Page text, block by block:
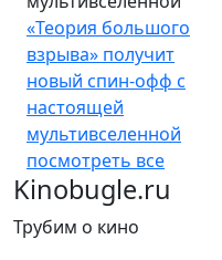
«Теория большого
взрыва» получит
новый спин-офф с
настоящей
мультивселенной
посмотреть все
Kinobugle.ru
Трубим о кино